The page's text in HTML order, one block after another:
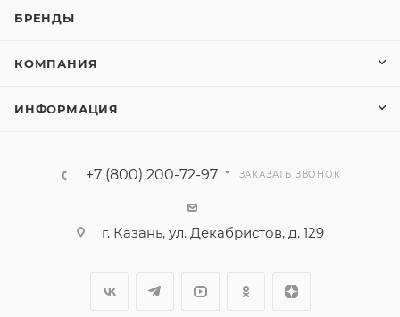
БРЕНДЫ
КОМПАНИЯ
ИНФОРМАЦИЯ
+7 (800) 200-72-97 ЗАКАЗАТЬ ЗВОНОК
г. Казань, ул. Декабристов, д. 129